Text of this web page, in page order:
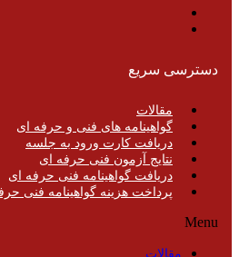
دسترسی سریع
مقالات
گواهینامه های فنی و حرفه ای
دریافت کارت ورود به جلسه
نتایج آزمون فنی حرفه ای
دریافت گواهینامه فنی حرفه ای
پرداخت هزینه گواهینامه فنی
Menu
مقالات